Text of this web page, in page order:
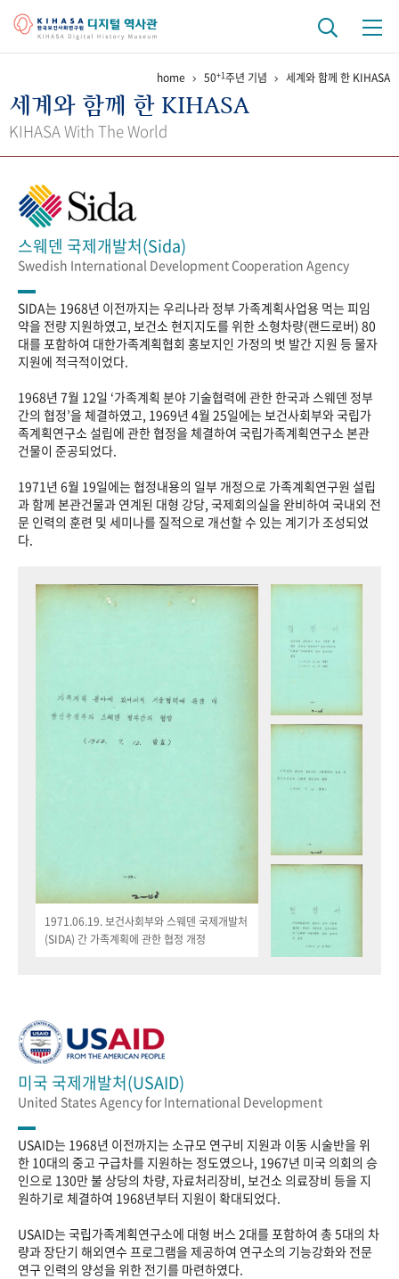
걸어온 길 기관 변천사 역대 기관장
정책과 연구 키워드로 보는 연구 역사
간행물 변천사
기록물 아카이브
사진 아카이브 문서 기록물 행정박물 영상 기록물
성과 50선 숫자로 보는 50년 50+1주년 광장
세계와 함께 한 KIHASA
VR 역사관
home 50+1주년 기념 세계와 함께 한 KIHASA
세계와 함께 한 KIHASA
KIHASA With The World
스웨덴 국제개발처(Sida)
Swedish International Development Cooperation Agency
SIDA는 1968년 이전까지는 우리나라 정부 가족계획사업용 먹는 피임
약을 전량 지원하였고, 보건소 현지지도를 위한 소형차량(랜드로버) 80
대를 포함하여 대한가족계획협회 홍보지인 가정의 벗 발간 지원 등 물자
지원에 적극적이었다.
1968년 7월 12일 ‘가족계획 분야 기술협력에 관한 한국과 스웨덴 정부
간의 협정’을 체결하였고, 1969년 4월 25일에는 보건사회부와 국립가
족계획연구소 설립에 관한 협정을 체결하여 국립가족계획연구소 본관
건물이 준공되었다.
1971년 6월 19일에는 협정내용의 일부 개정으로 가족계획연구원 설립
과 함께 본관건물과 연계된 대형 강당, 국제회의실을 완비하여 국내외 전
문 인력의 훈련 및 세미나를 질적으로 개선할 수 있는 계기가 조성되었
다.
1971.06.19. 보건사회부와 스웨덴 국제개발처
(SIDA) 간 가족계획에 관한 협정 개정
미국 국제개발처(USAID)
United States Agency for International Development
USAID는 1968년 이전까지는 소규모 연구비 지원과 이동 시술반을 위
한 10대의 중고 구급차를 지원하는 정도였으나, 1967년 미국 의회의 승
인으로 130만 불 상당의 차량, 자료처리장비, 보건소 의료장비 등을 지
원하기로 체결하여 1968년부터 지원이 확대되었다.
USAID는 국립가족계획연구소에 대형 버스 2대를 포함하여 총 5대의 차
량과 장단기 해외연수 프로그램을 제공하여 연구소의 기능강화와 전문
연구 인력의 양성을 위한 전기를 마련하였다.